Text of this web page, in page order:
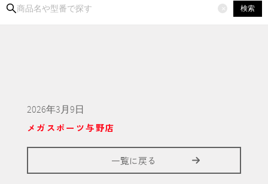
× 検索
2026年3月9日
メガスポーツ与野店
一覧に戻る